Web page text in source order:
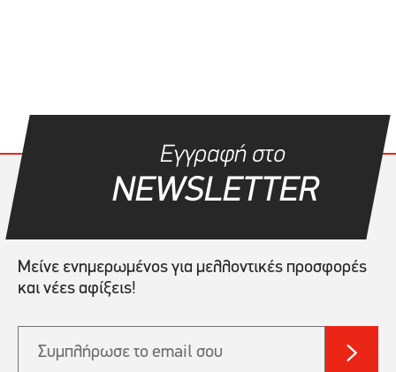
Εγγραφή στο
NEWSLETTER
Μείνε ενημερωμένος για μελλοντικές προσφορές
και νέες αφίξεις!